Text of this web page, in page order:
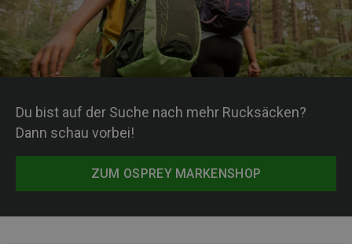
Du bist auf der Suche nach mehr Rucksäcken?
Dann schau vorbei!
ZUM OSPREY MARKENSHOP